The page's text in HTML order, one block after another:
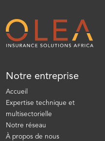
Notre entreprise
Accueil
Expertise technique et
multisectorielle
Notre réseau
À propos de nous